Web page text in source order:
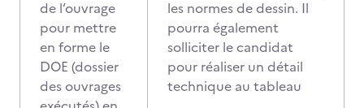
de l’ouvrage
pour mettre
en forme le
DOE (dossier
des ouvrages
les normes de dessin. Il
pourra également
solliciter le candidat
pour réaliser un détail
technique au tableau